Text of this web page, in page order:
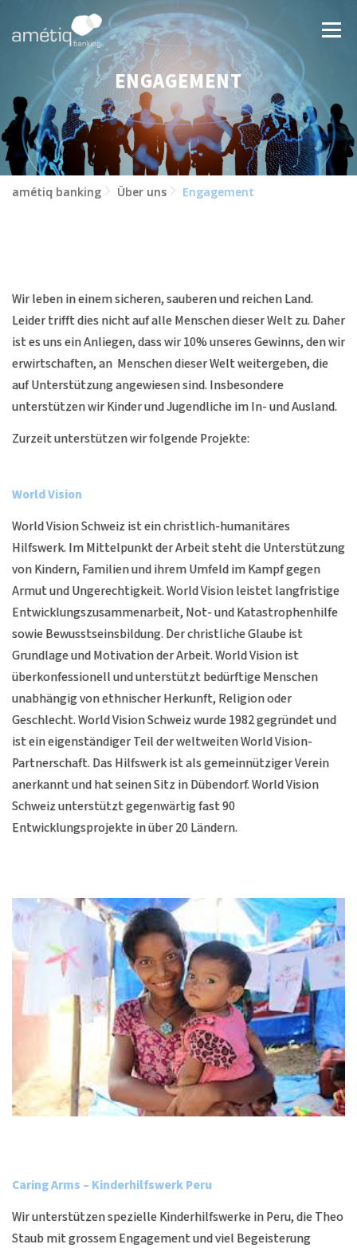
springen
Menü
LÖSUNGEN NEWS JOBS ÜBER UNS
KONTAKT
ENGAGEMENT
amétiq banking Über uns Engagement
Wir leben in einem sicheren, sauberen und reichen Land.
Leider trifft dies nicht auf alle Menschen dieser Welt zu. Daher
ist es uns ein Anliegen, dass wir 10% unseres Gewinns, den wir
erwirtschaften, an Menschen dieser Welt weitergeben, die
auf Unterstützung angewiesen sind. Insbesondere
unterstützen wir Kinder und Jugendliche im In- und Ausland.
Zurzeit unterstützen wir folgende Projekte:
World Vision
World Vision Schweiz ist ein christlich-humanitäres
Hilfswerk. Im Mittelpunkt der Arbeit steht die Unterstützung
von Kindern, Familien und ihrem Umfeld im Kampf gegen
Armut und Ungerechtigkeit. World Vision leistet langfristige
Entwicklungszusammenarbeit, Not- und Katastrophenhilfe
sowie Bewusstseinsbildung. Der christliche Glaube ist
Grundlage und Motivation der Arbeit. World Vision ist
überkonfessionell und unterstützt bedürftige Menschen
unabhängig von ethnischer Herkunft, Religion oder
Geschlecht. World Vision Schweiz wurde 1982 gegründet und
ist ein eigenständiger Teil der weltweiten World Vision-
Partnerschaft. Das Hilfswerk ist als gemeinnütziger Verein
anerkannt und hat seinen Sitz in Dübendorf. World Vision
Schweiz unterstützt gegenwärtig fast 90
Entwicklungsprojekte in über 20 Ländern.
Caring Arms – Kinderhilfswerk Peru
Wir unterstützen spezielle Kinderhilfswerke in Peru, die Theo
Staub mit grossem Engagement und viel Begeisterung